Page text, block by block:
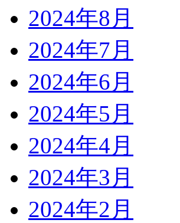
2024年8月
2024年7月
2024年6月
2024年5月
2024年4月
2024年3月
2024年2月